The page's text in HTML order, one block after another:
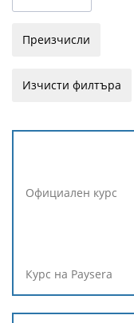
Преизчисли
Изчисти филтъра
Официален
Paysera